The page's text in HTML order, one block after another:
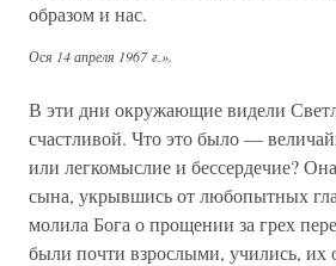
образом и нас.
Ося 14 апреля 1967 г.».
В эти дни окружающие видели
счастливой. Что это было —
или легкомыслие и бессердечие?
сына, укрывшись от любопытных
молила Бога о прощении за грех
были почти взрослыми, учились, их